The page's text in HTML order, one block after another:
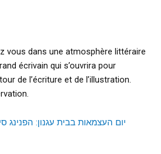
vous dans une atmosphère littéraire
écrivain qui s’ouvrira pour
de l’écriture et de l’illustration.
יום העצמאות בבית עגנון: הפנינג